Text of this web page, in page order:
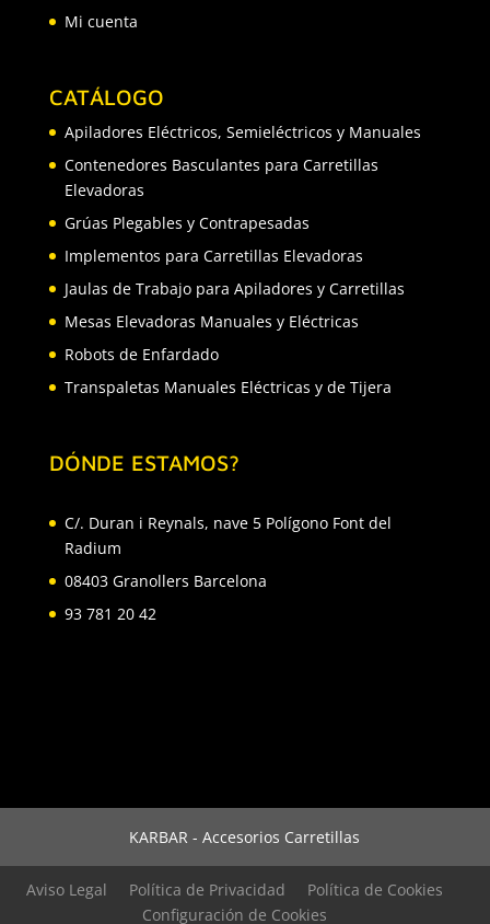
Mi cuenta
CATÁLOGO
Apiladores Eléctricos, Semieléctricos y Manuales
Contenedores Basculantes para Carretillas
Elevadoras
Grúas Plegables y Contrapesadas
Implementos para Carretillas Elevadoras
Jaulas de Trabajo para Apiladores y Carretillas
Mesas Elevadoras Manuales y Eléctricas
Robots de Enfardado
Transpaletas Manuales Eléctricas y de Tijera
DÓNDE ESTAMOS?
C/. Duran i Reynals, nave 5 Polígono Font del
Radium
08403 Granollers Barcelona
93 781 20 42
KARBAR - Accesorios Carretillas
Aviso Legal Política de Privacidad
Política de Cookies
Configuración de Cookies